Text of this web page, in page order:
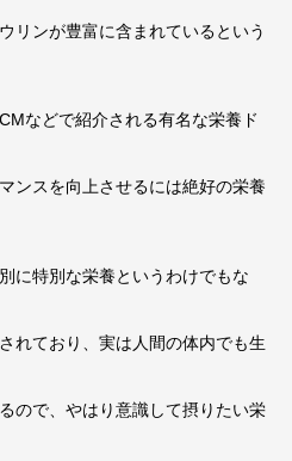
リンが豊富に含まれているという
などで紹介される有名な栄養ド
ンスを向上させるには絶好の栄養
に特別な栄養というわけでもな
れており、実は人間の体内でも生
ので、やはり意識して摂りたい栄